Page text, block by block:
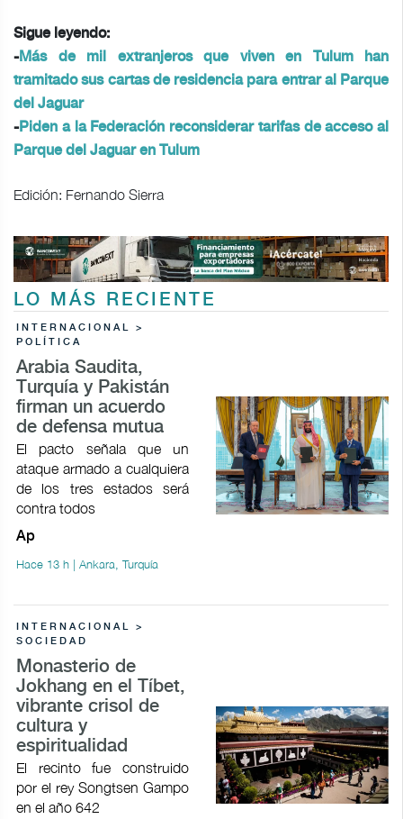
Sigue leyendo:
-Más de mil extranjeros que viven en Tulum han
tramitado sus cartas de residencia para entrar al Parque
del Jaguar
-Piden a la Federación reconsiderar tarifas de acceso al
Parque del Jaguar en Tulum
Edición: Fernando Sierra
LO MÁS RECIENTE
INTERNACIONAL >
POLÍTICA
Arabia Saudita,
Turquía y Pakistán
firman un acuerdo
de defensa mutua
El pacto señala que un
ataque armado a cualquiera
de los tres estados será
contra todos
Ap
Hace 13 h | Ankara, Turquía
INTERNACIONAL >
SOCIEDAD
Monasterio de
Jokhang en el Tíbet,
vibrante crisol de
cultura y
espiritualidad
El recinto fue construido
por el rey Songtsen Gampo
en el año 642